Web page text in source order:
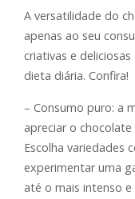
A versatilidade do
apenas ao seu
criativas e
dieta diária. Confira!
– Consumo puro: a
apreciar o
Escolha variedades
experimentar uma
até o mais intenso e